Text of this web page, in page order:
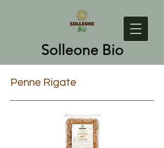
Solleone Bio
Penne Rigate